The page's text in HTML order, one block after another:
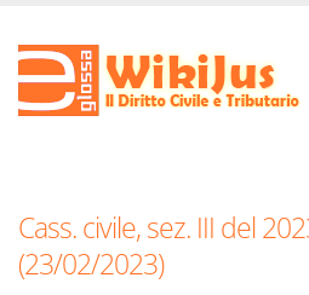
Cass. civile, sez. III del
(23/02/2023)